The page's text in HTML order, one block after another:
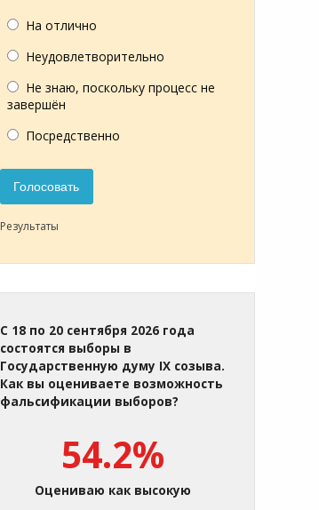
На отлично
Неудовлетворительно
Не знаю, поскольку процесс не
завершён
Посредственно
Голосовать
Результаты
С 18 по 20 сентября 2026 года
состоятся выборы в
Государственную думу IX созыва.
Как вы оцениваете возможность
фальсификации выборов?
54.2%
Оцениваю как высокую